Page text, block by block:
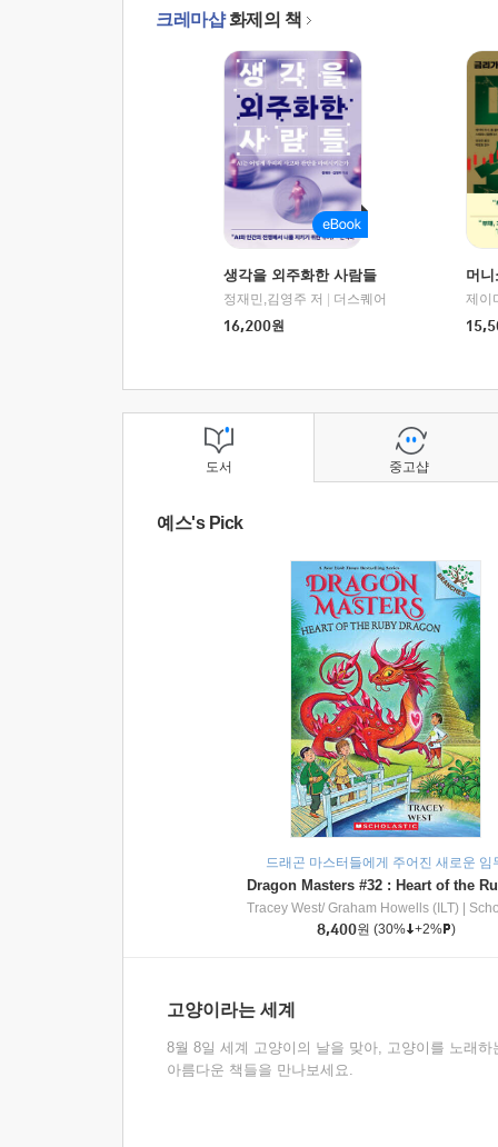
크레마샵화제의 책
생각을 외주화한 사람들
정재민,김영주 저
더스퀘어
16,200원
머
도서
예스's Pick
드래곤 마스터들에게 주어진 새로운 임
Tracey West/ Graham Howells (ILT)
8,400원 (30% +2% )
고양이라는 세계
8월 8일 세계 고양이의 날을 맞아, 고양이를 노래하
아름다운 책들을 만나보세요.
중고샵